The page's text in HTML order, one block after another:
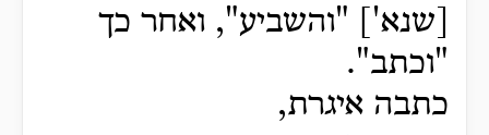
[שנא'] "והשביע", ואחר כך
"וכתב".
כתבה איגרת,